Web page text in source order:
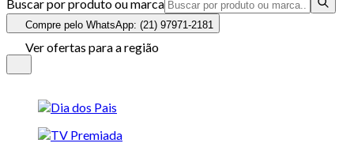
Buscar por produto ou marca
Compre pelo WhatsApp: (21) 97971-2181
Ver ofertas para a região